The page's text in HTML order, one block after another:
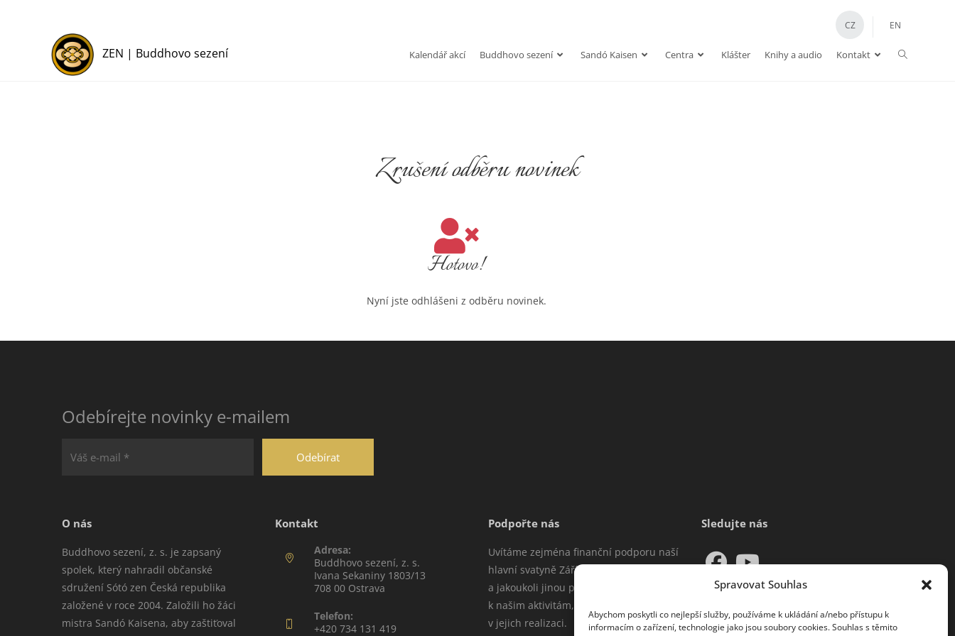
Spravovat Souhlas
Abychom poskytli co nejlepší služby, používáme k ukládání a/nebo přístupu k
informacím o zařízení, technologie jako jsou soubory cookies. Souhlas s těmito
CZ EN
ZEN | Buddhovo sezení Kalendář akcí Buddhovo sezení Sandó Kaisen Centra Klášter Knihy a audio Kontakt
Zrušení odběru novinek
Hotovo!
Nyní jste odhlášeni z odběru novinek.
Odebírejte novinky e-mailem
O nás
Buddhovo sezení, z. s. je zapsaný
spolek, který nahradil občanské
sdružení Sótó zen Česká republika
založené v roce 2004. Založili ho žáci
mistra Sandó Kaisena, aby zaštiťoval
Kontakt
Adresa:
Buddhovo sezení, z. s.
Ivana Sekaniny 1803/13
708 00 Ostrava
Telefon:
+420 734 131 419
Podpořte nás
Uvítáme zejména finanční podporu naší
hlavní svatyně Zářícího štítu ve Francii
a jakoukoli jinou podporu vztahující se
k našim aktivitám, která napomůže
v jejich realizaci.
Sledujte nás